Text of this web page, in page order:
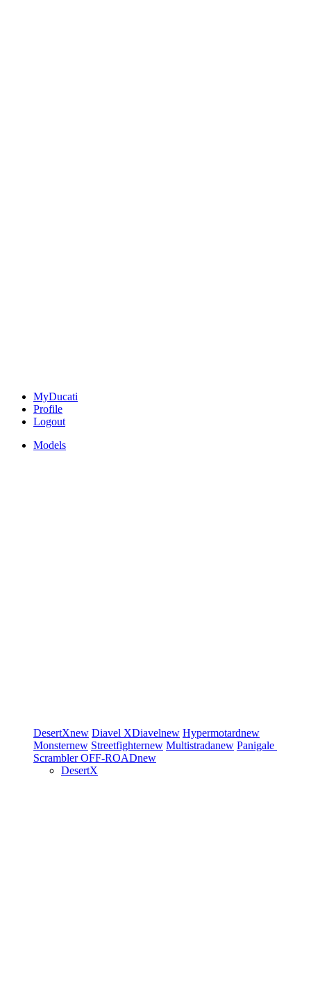
MyDucati
Profile
Logout
Models
DesertXnew Diavel XDiavelnew Hypermotardnew
Monsternew Streetfighternew Multistradanew Panigale
ScramblerOFF-ROADnew
DesertX